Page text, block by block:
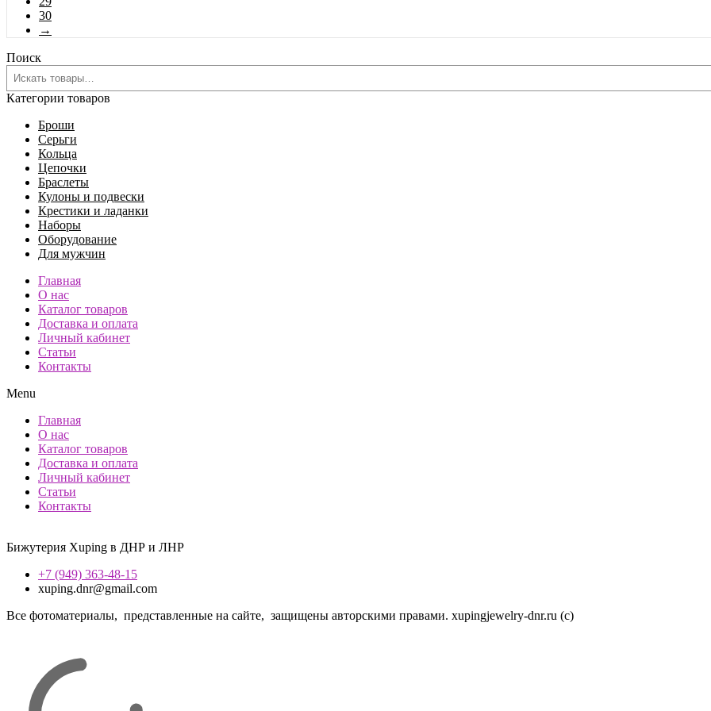
30
→
Поиск
Категории товаров
Броши
Серьги
Кольца
Цепочки
Браслеты
Кулоны и подвески
Крестики и ладанки
Наборы
Оборудование
Для мужчин
Главная
О нас
Каталог товаров
Доставка и оплата
Личный кабинет
Статьи
Контакты
Menu
Главная
О нас
Каталог товаров
Доставка и оплата
Личный кабинет
Статьи
Контакты
Бижутерия Xuping в ДНР и ЛНР
+7 (949) 363-48-15
xuping.dnr@gmail.com
Все фотоматериалы, представленные на сайте, защищены авторскими правами. xupingjewelry-dnr.ru (с)